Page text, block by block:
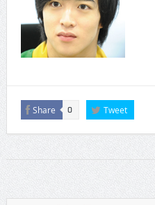
Share 0 Tweet